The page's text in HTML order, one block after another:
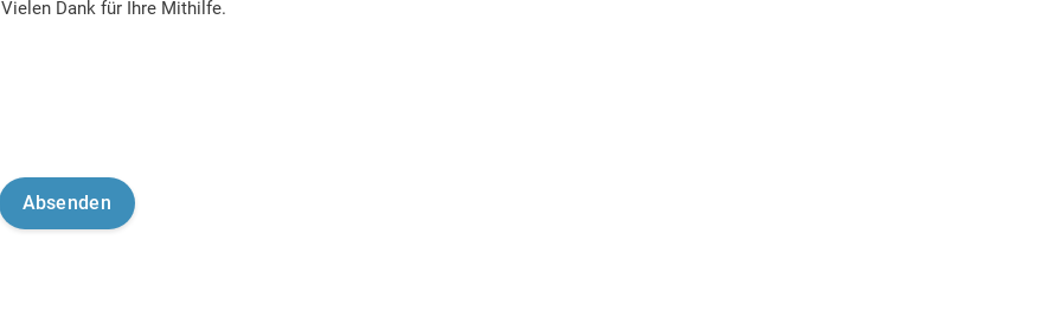
Vielen Dank für Ihre Mithilfe.